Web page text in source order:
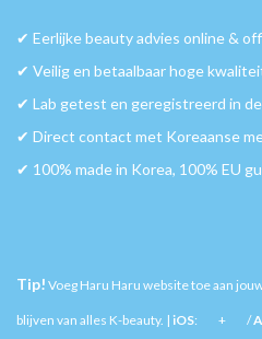
✔︎ Eerlijke beauty advies online &
✔︎ Veilig en betaalbaar hoge
✔︎ Lab getest en geregistreerd in de
✔︎ Direct contact met Koreaanse
✔︎ 100% made in Korea, 100% EU
Tip! Voeg Haru Haru website toe aan
blijven van alles K-beauty. | iOS: + /